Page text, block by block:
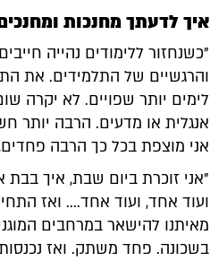
איך לדעתך מחנכות
"כשנחזור ללימודים נהייה
והרגשיים של התלמידים. את
לימים יותר שפויים. לא יקרה
אנגלית או מדעים. הרבה יותר
אני מוצפת בכל כך הרבה
"אני זוכרת ביום שבת, איך
ועוד אחד, ועוד אחד.... ואז
מאיתנו להישאר במרחבים
בשכונה. פחד משתק. ואז